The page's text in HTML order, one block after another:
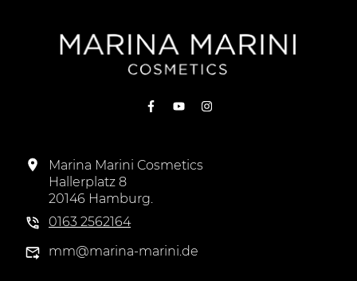
Marina Marini Cosmetics
Hallerplatz 8
20146 Hamburg.
0163 2562164
mm@marina-marini.de